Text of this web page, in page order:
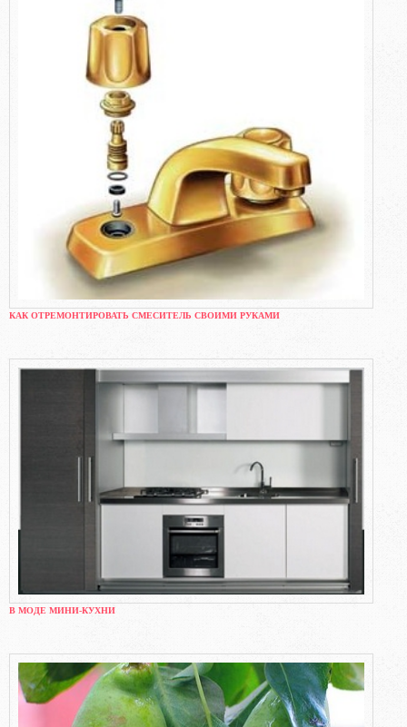
КАК ОТРЕМОНТИРОВАТЬ СМЕСИТЕЛЬ СВОИМИ РУКАМИ
В МОДЕ МИНИ-КУХНИ